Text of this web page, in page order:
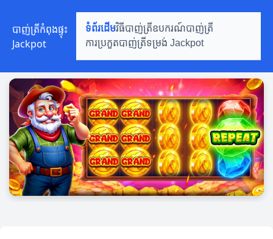
បាញ់ត្រីកំពុងផ្ទុះ
Jackpot
ទំព័រដើមវិធីបាញ់ត្រីឧបករណ៍បាញ់ត្រី
ការប្រកួតបាញ់ត្រីទម្រង់ Jackpot